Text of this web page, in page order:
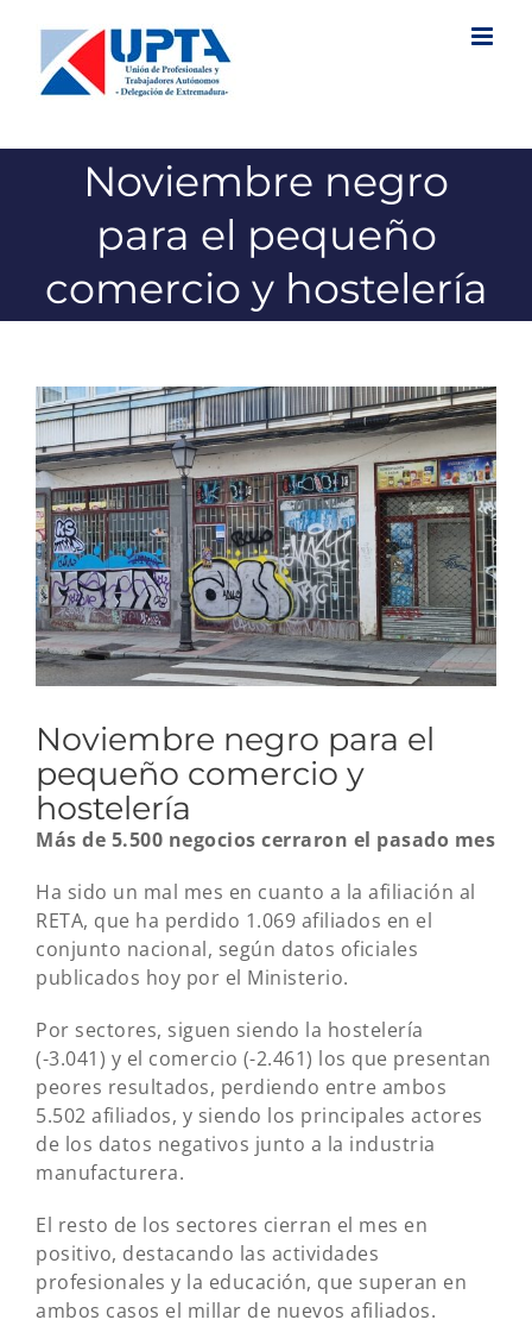
contenido
Noviembre negro
para el pequeño
comercio y hostelería
Ver
imagen
más
grande
Noviembre negro para el
pequeño comercio y
hostelería
Más de 5.500 negocios cerraron el pasado mes
Ha sido un mal mes en cuanto a la afiliación al
RETA, que ha perdido 1.069 afiliados en el
conjunto nacional, según datos oficiales
publicados hoy por el Ministerio.
Por sectores, siguen siendo la hostelería
(-3.041) y el comercio (-2.461) los que presentan
peores resultados, perdiendo entre ambos
5.502 afiliados, y siendo los principales actores
de los datos negativos junto a la industria
manufacturera.
El resto de los sectores cierran el mes en
positivo, destacando las actividades
profesionales y la educación, que superan en
ambos casos el millar de nuevos afiliados.